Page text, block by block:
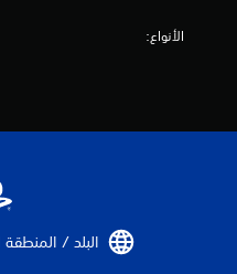
الأنواع:
البلد / المنطقة